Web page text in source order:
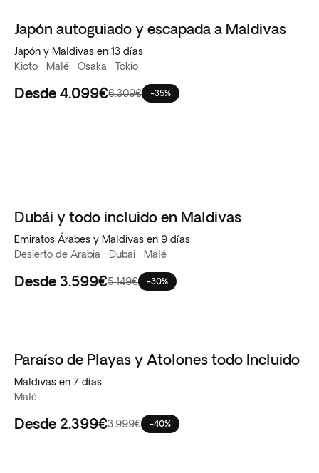
Japón autoguiado y escapada a Maldivas
Japón y Maldivas en 13 días
Kioto · Malé · Osaka · Tokio
Desde 4.099€6.309€ -35%
Dubái y todo incluido en Maldivas
Emiratos Árabes y Maldivas en 9 días
Desierto de Arabia · Dubai · Malé
Desde 3.599€5.149€ -30%
Paraíso de Playas y Atolones todo Incluido
Maldivas en 7 días
Malé
Desde 2.399€3.999€ -40%